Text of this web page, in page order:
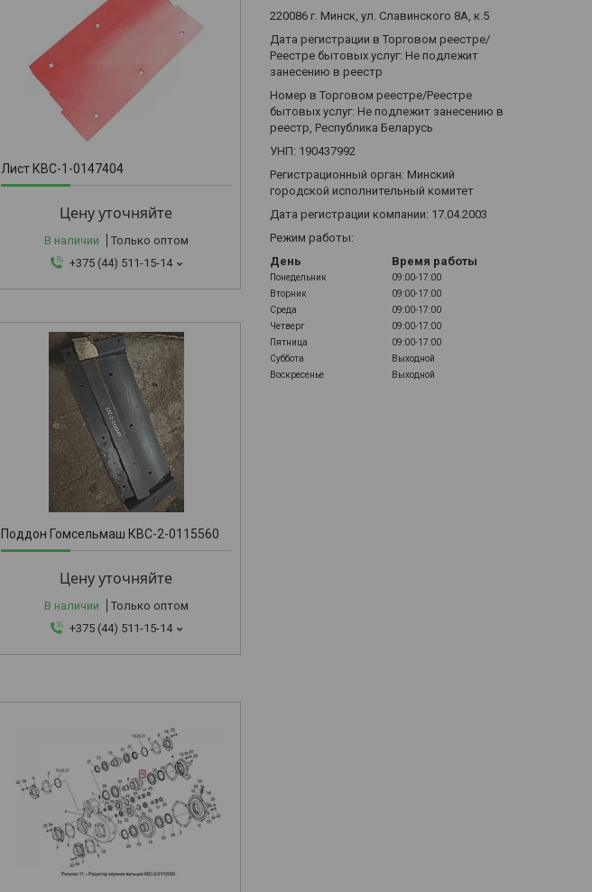
Лист КВС-1-0147404
Цену уточняйте
В наличии
Только оптом
+375 (44) 511-15-14
Поддон Гомсельмаш КВС-2-0115560
Цену уточняйте
В наличии
Только оптом
+375 (44) 511-15-14
220086 г. Минск, ул. Славинского 8А, к.5
Дата регистрации в Торговом реестре/
Реестре бытовых услуг: Не подлежит
занесению в реестр
Номер в Торговом реестре/Реестре
бытовых услуг: Не подлежит занесению в
реестр, Республика Беларусь
УНП: 190437992
Регистрационный орган: Минский
городской исполнительный комитет
Дата регистрации компании: 17.04.2003
Режим работы:
День
Время работы
Понедельник
09:00-17:00
Вторник
09:00-17:00
Среда
09:00-17:00
Четверг
09:00-17:00
Пятница
09:00-17:00
Суббота
Выходной
Воскресенье
Выходной